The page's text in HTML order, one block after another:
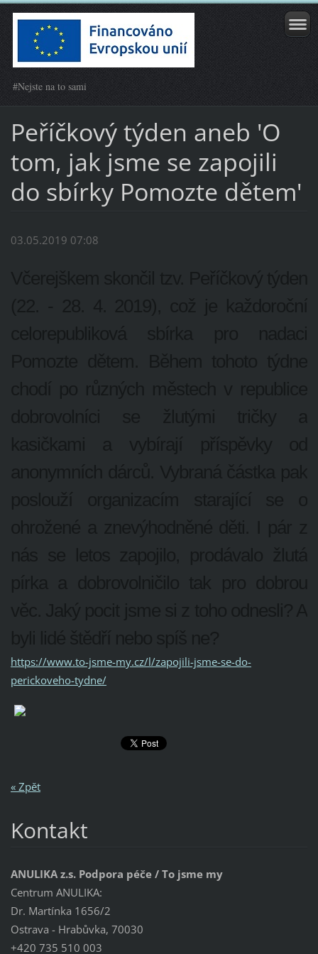
#Nejste na to sami
Peříčkový týden aneb 'O
tom, jak jsme se zapojili
do sbírky Pomozte dětem'
03.05.2019 07:08
Včerejškem skončil tzv. Peříčkový týden
(22. - 28. 4. 2019), což je každoroční
Pomozte dětem. Během tohoto týdne
dobrovolníci se žlutými tričky a
kasičkami a vybírají příspěvky od
ohrožené a znevýhodněné děti. I pár z
https://www.to-jsme-my.cz/l/zapojili-jsme-se-do-
perickoveho-tydne/
« Zpět
Kontakt
ANULIKA z.s. Podpora péče / To jsme my
Centrum ANULIKA:
Dr. Martínka 1656/2
Ostrava - Hrabůvka, 70030
+420 735 510 003